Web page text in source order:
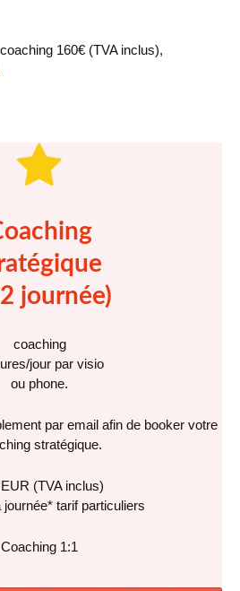
160€ (TVA inclus),
journée)
coaching
jour par visio
ou phone.
par email afin de booker votre
stratégique.
(TVA inclus)
tarif particuliers
Coaching 1:1